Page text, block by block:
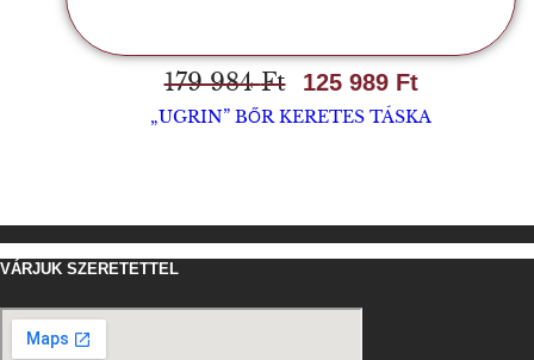
179 984Ft 125 989 Ft
„UGRIN” BŐR KERETES TÁSKA
VÁRJUK SZERETETTEL